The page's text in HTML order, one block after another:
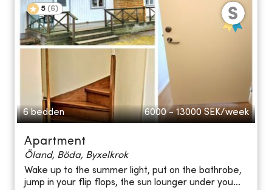
5 (6)
6 bedden 6000 - 13000 SEK/week
Apartment
Öland, Böda, Byxelkrok
Wake up to the summer light, put on the bathrobe,
jump in your flip flops, the sun lounger under you...